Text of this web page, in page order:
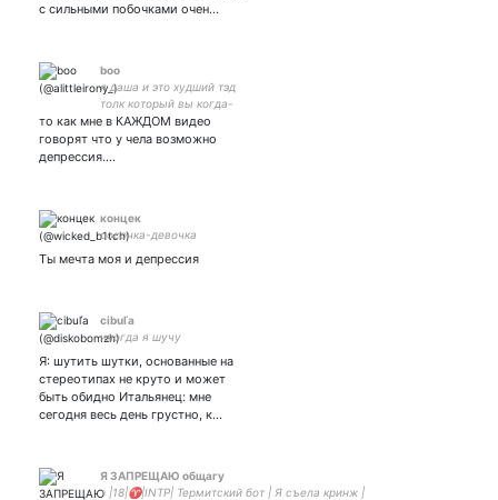
с сильными побочками очен…
boo
я даша и это худший тэд
толк который вы когда-
либо видели. а ещё я
делаю подкаст про
психотерапию
то как мне в КАЖДОМ видео
говорят что у чела возможно
депрессия....
концек
сосочка-девочка
Ты мечта моя и депрессия
cibuľa
иногда я шучу
Я: шутить шутки, основанные на
стереотипах не круто и может
быть обидно Итальянец: мне
сегодня весь день грустно, к…
Я ЗАПРЕЩАЮ общагу
♀|18|♈|INTP| Термитский бот | Я съела кринж |